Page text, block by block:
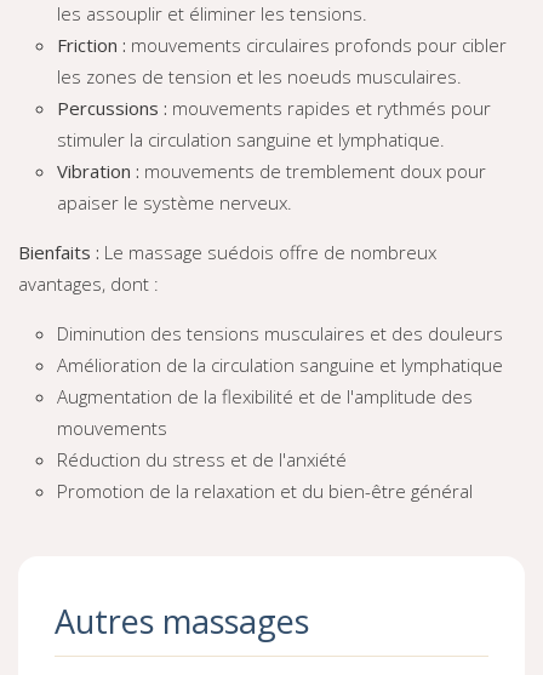
les assouplir et éliminer les tensions.
Friction : mouvements circulaires profonds pour cibler
les zones de tension et les noeuds musculaires.
Percussions : mouvements rapides et rythmés pour
stimuler la circulation sanguine et lymphatique.
Vibration : mouvements de tremblement doux pour
apaiser le système nerveux.
Bienfaits : Le massage suédois offre de nombreux
avantages, dont :
Diminution des tensions musculaires et des douleurs
Amélioration de la circulation sanguine et lymphatique
Augmentation de la flexibilité et de l'amplitude des
mouvements
Réduction du stress et de l'anxiété
Promotion de la relaxation et du bien-être général
Autres massages